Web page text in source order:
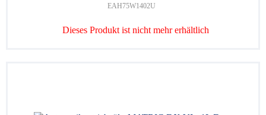
EAH75W1402U
Dieses Produkt ist nicht mehr erhältlich